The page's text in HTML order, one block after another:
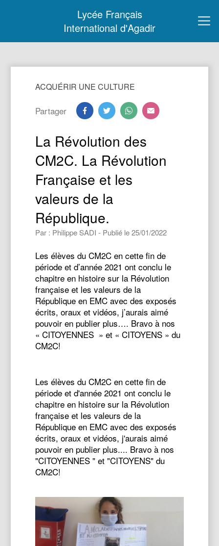
Lycée Français
International d'Agadir
ACQUÉRIR UNE CULTURE
Partager
La Révolution des
CM2C. La Révolution
Française et les
valeurs de la
République.
Par : Philippe SADI - Publié le 25/01/2022
Les élèves du CM2C en cette fin de
période et d’année 2021 ont conclu le
chapitre en histoire sur la Révolution
française et les valeurs de la
République en EMC avec des exposés
écrits, oraux et vidéos, j’aurais aimé
pouvoir en publier plus…. Bravo à nos
« CITOYENNES » et « CITOYENS » du
CM2C!
Les élèves du CM2C en cette fin de
période et d'année 2021 ont conclu le
chapitre en histoire sur la Révolution
française et les valeurs de la
République en EMC avec des exposés
écrits, oraux et vidéos, j'aurais aimé
pouvoir en publier plus.... Bravo à nos
"CITOYENNES " et "CITOYENS" du
CM2C!